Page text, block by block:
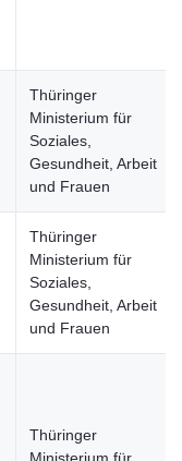
Thüringer
Ministerium für
Soziales,
Gesundheit, Arbeit
und Frauen
Thüringer
Ministerium für
Soziales,
Gesundheit, Arbeit
und Frauen
Thüringer